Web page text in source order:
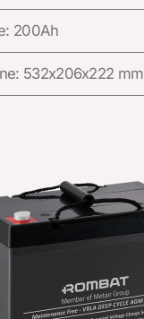
200Ah
532x206x222 mm